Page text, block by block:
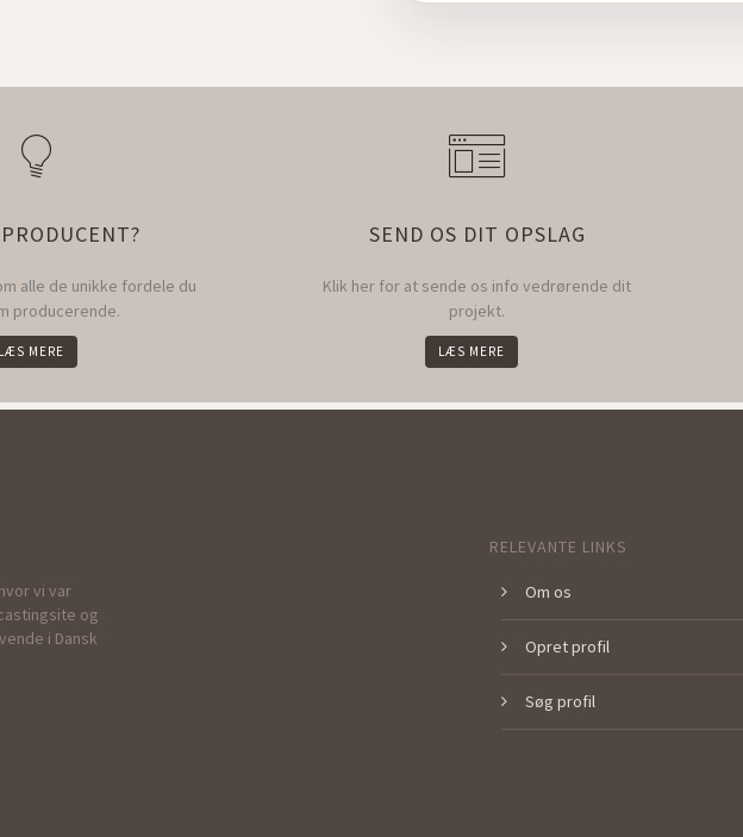
alle de unikke fordele du
producerende.
LÆS MERE
SEND OS DIT OPSLAG
Klik her for at sende os info vedrørende dit
projekt.
LÆS MERE
vi var
og
i Dansk
RELEVANTE LINKS
Om os
Opret profil
Søg profil